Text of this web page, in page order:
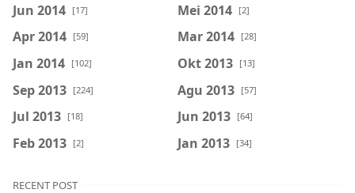
Jun 2014 [17] Mei 2014 [2]
Apr 2014 [59] Mar 2014 [28]
Jan 2014 [102] Okt 2013 [13]
Sep 2013 [224] Agu 2013 [57]
Jul 2013 [18] Jun 2013 [64]
Feb 2013 [2] Jan 2013 [34]
RECENT POST